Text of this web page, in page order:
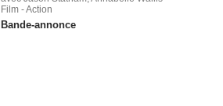
Film - Action
Bande-annonce